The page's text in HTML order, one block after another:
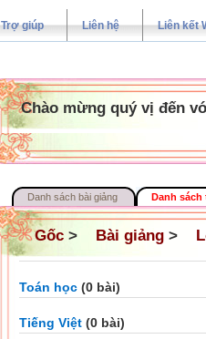
Trợ giúp Liên hệ Liên kết
Chào mừng quý vị đến
Danh sách bài giảng Danh
Gốc > Bài giảng >
Toán học (0 bài)
Tiếng Việt (0 bài)